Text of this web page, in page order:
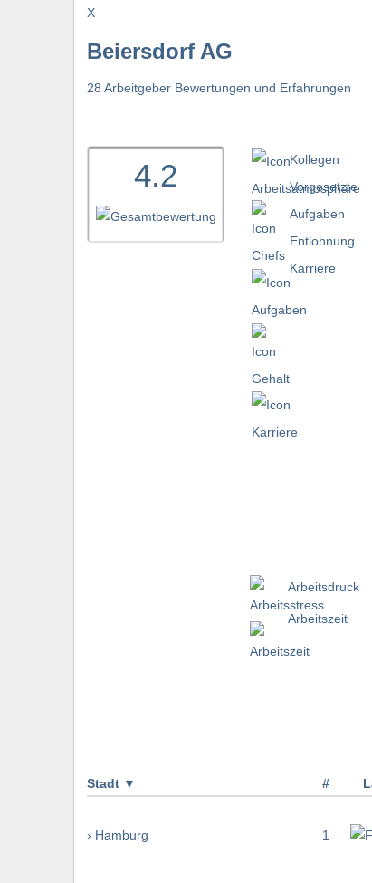
X
Beiersdorf AG
28 Arbeitgeber Bewertungen und Erfahrungen
4.2
Kollegen
Vorgesetzte
Aufgaben
Entlohnung
Karriere
Arbeitsdruck
Arbeitszeit
Stadt ▼ #
› Hamburg 1